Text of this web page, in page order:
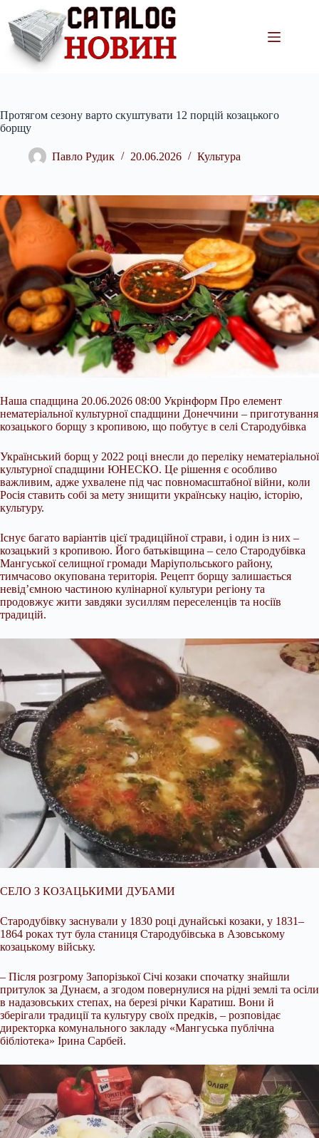
вмісту
Протягом сезону варто скуштувати 12 порцій козацького
борщу
Павло Рудик 20.06.2026 Культура
Наша спадщина 20.06.2026 08:00 Укрінформ Про елемент
нематеріальної культурної спадщини Донеччини – приготування
козацького борщу з кропивою, що побутує в селі Стародубівка
Український борщ у 2022 році внесли до переліку нематеріальної
культурної спадщини ЮНЕСКО. Це рішення є особливо
важливим, адже ухвалене під час повномасштабної війни, коли
Росія ставить собі за мету знищити українську націю, історію,
культуру.
Існує багато варіантів цієї традиційної страви, і один із них –
козацький з кропивою. Його батьківщина – село Стародубівка
Мангуської селищної громади Маріупольського району,
тимчасово окупована територія. Рецепт борщу залишається
невід’ємною частиною кулінарної культури регіону та
продовжує жити завдяки зусиллям переселенців та носіїв
традицій.
СЕЛО З КОЗАЦЬКИМИ ДУБАМИ
Стародубівку заснували у 1830 році дунайські козаки, у 1831–
1864 роках тут була станиця Стародубівська в Азовському
козацькому війську.
– Після розгрому Запорізької Січі козаки спочатку знайшли
притулок за Дунаєм, а згодом повернулися на рідні землі та осіли
в надазовських степах, на березі річки Каратиш. Вони й
зберігали традиції та культуру своїх предків, – розповідає
директорка комунального закладу «Мангуська публічна
бібліотека» Ірина Сарбей.